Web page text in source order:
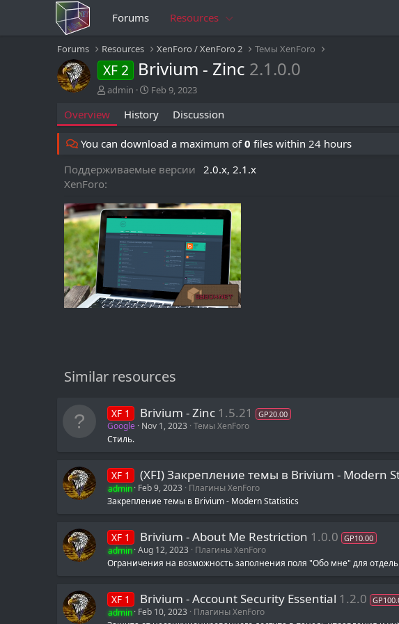
Forums Resources
Forums Resources XenForo / XenForo 2 Темы XenForo
XF 2 Brivium - Zinc 2.1.0.0
A
t
h
o
admin
C
e
t
n
a
Feb 9, 2023
Overview History Discussion
You can download a maximum of0 files within 24 hours
Поддерживаемые версии
XenForo
2.0.x 2.1.x
Similar resources
XF 1 Brivium - Zinc 1.5.21 GP20.00
Google Nov 1, 2023 Темы XenForo
Стиль.
XF 1 (XFI) Закрепление темы в Brivium - Modern
admin Feb 9, 2023
Плагины XenForo
Закрепление темы в Brivium - Modern Statistics
XF 1 Brivium - About Me Restriction 1.0.0 GP10.00
admin Aug 12, 2023
Плагины XenForo
Ограничения на возможность заполнения поля "Обо мне" для
XF 1 Brivium - Account Security Essential 1.2.0
admin Feb 10, 2023
Плагины XenForo